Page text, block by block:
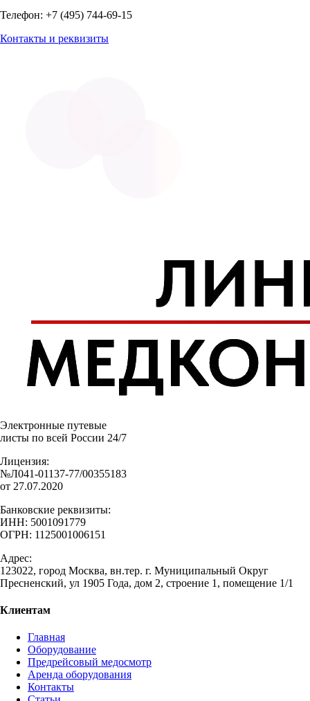
Телефон: +7 (495) 744-69-15
Контакты и реквизиты
Электронные путевые
листы по всей России 24/7
Лицензия:
№Л041-01137-77/00355183
от 27.07.2020
Банковские реквизиты:
ИНН: 5001091779
ОГРН: 1125001006151
Адрес:
123022, город Москва, вн.тер. г. Муниципальный Округ
Пресненский, ул 1905 Года, дом 2, строение 1, помещение 1/1
Клиентам
Главная
Оборудование
Предрейсовый медосмотр
Аренда оборудования
Контакты